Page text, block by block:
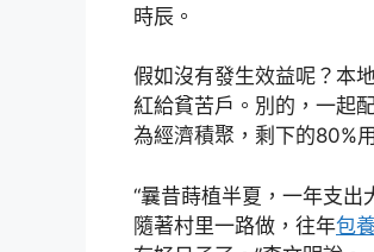
時辰。
假如沒有發生效益呢？本
紅給貧苦戶。別的，一起
為經濟積聚，剩下的80%
“曩昔蒔植半夏，一年支
隨著村里一路做，往年包